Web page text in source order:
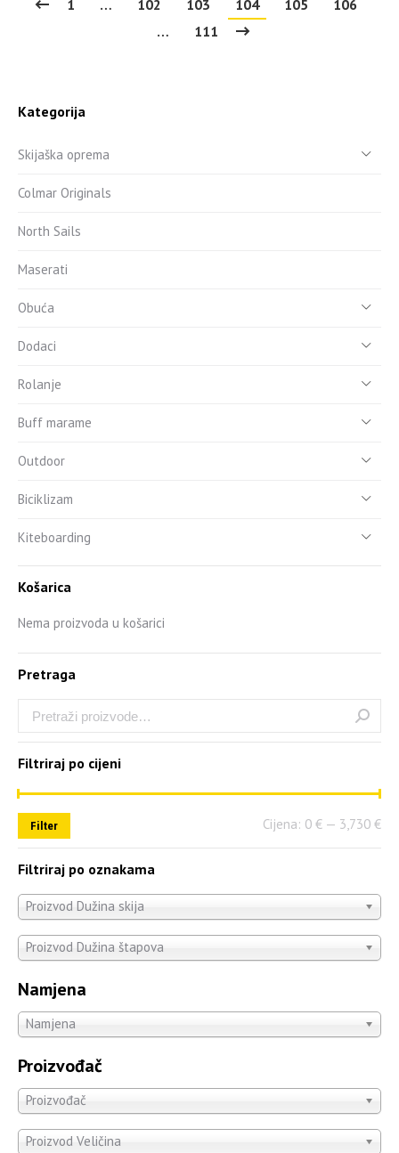
1 … 102 103 104 105
106
…
111
Kategorija
Skijaška oprema
Colmar Originals
North Sails
Maserati
Obuća
Dodaci
Rolanje
Buff marame
Outdoor
Biciklizam
Kiteboarding
Košarica
Nema proizvoda u košarici
Pretraga
Filtriraj po cijeni
Filter Cijena: 0 € — 3,730 €
Filtriraj po oznakama
Proizvod Dužina skija
Proizvod Dužina štapova
Namjena
Namjena
Proizvođač
Proizvođač
Proizvod Veličina